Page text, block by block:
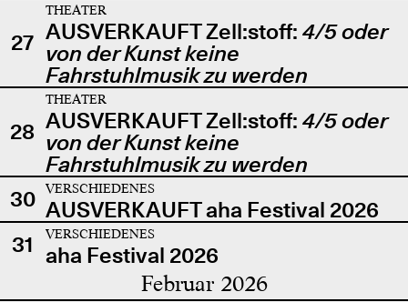
27
THEATER
AUSVERKAUFT Zell:stoff: 4/5 oder
von der Kunst keine
Fahrstuhlmusik zu werden
28
THEATER
AUSVERKAUFT Zell:stoff: 4/5 oder
von der Kunst keine
Fahrstuhlmusik zu werden
30
VERSCHIEDENES
AUSVERKAUFT aha Festival 2026
31
VERSCHIEDENES
aha Festival 2026
Februar 2026